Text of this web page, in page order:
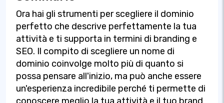
Ora hai gli strumenti per scegliere il dominio
perfetto che descrive perfettamente la tua
attività e ti supporta in termini di branding e
SEO. Il compito di scegliere un nome di
dominio coinvolge molto più di quanto si
possa pensare all'inizio, ma può anche essere
un'esperienza incredibile perché ti permette di